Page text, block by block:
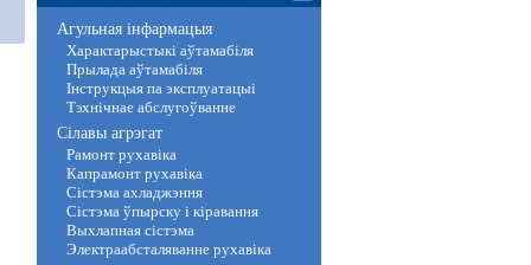
Агульная інфармацыя
Характарыстыкі аўтамабіля
Прылада аўтамабіля
Інструкцыя па эксплуатацыі
Тэхнічнае абслугоўванне
Сілавы агрэгат
Рамонт рухавіка
Капрамонт рухавіка
Сістэма ахладжэння
Сістэма ўпырску і кіравання
Выхлапная сістэма
Электраабсталяванне рухавіка